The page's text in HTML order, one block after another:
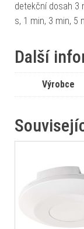
detekční dosah 3
s, 1 min, 3 min, 5
Další
Výrobce